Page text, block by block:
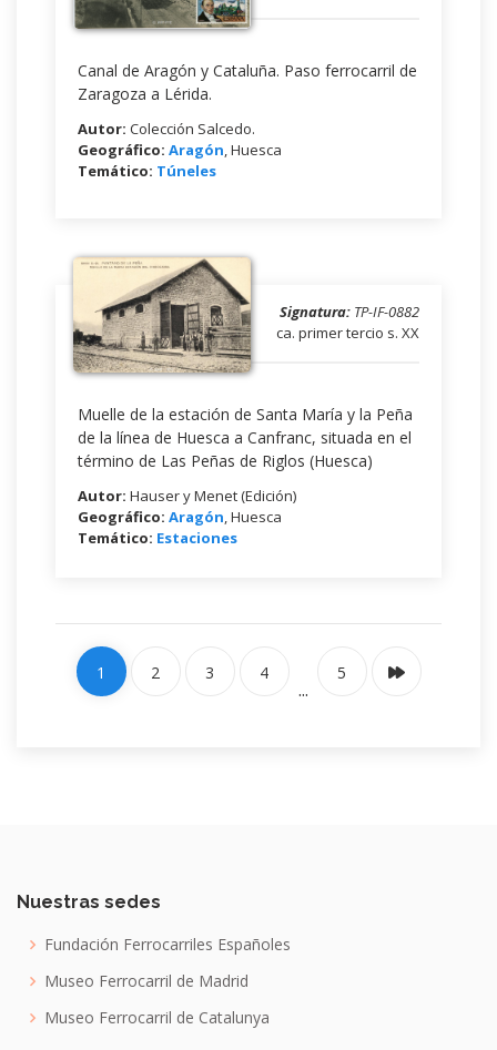
Canal de Aragón y Cataluña. Paso ferrocarril de
Zaragoza a Lérida.
Autor: Colección Salcedo.
Geográfico: Aragón, Huesca
Temático: Túneles
Signatura: TP-IF-0882
ca. primer tercio s. XX
Muelle de la estación de Santa María y la Peña
de la línea de Huesca a Canfranc, situada en el
término de Las Peñas de Riglos (Huesca)
Autor: Hauser y Menet (Edición)
Geográfico: Aragón, Huesca
Temático: Estaciones
1 2 3 4
...
5
Nuestras sedes
Fundación Ferrocarriles Españoles
Museo Ferrocarril de Madrid
Museo Ferrocarril de Catalunya